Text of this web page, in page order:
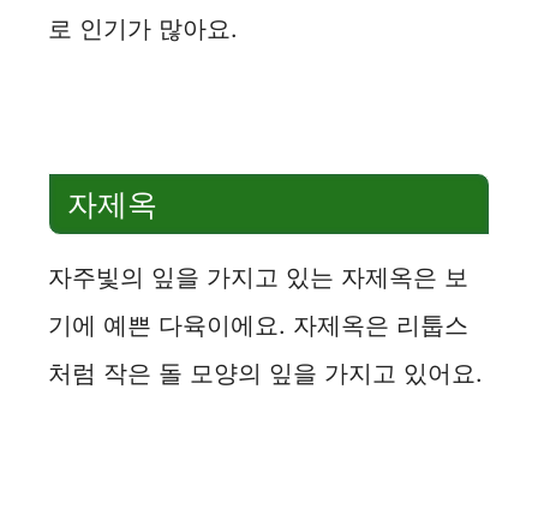
로 인기가 많아요.
자제옥
자주빛의 잎을 가지고 있는 자제옥은 보
기에 예쁜 다육이에요. 자제옥은 리툽스
처럼 작은 돌 모양의 잎을 가지고 있어요.